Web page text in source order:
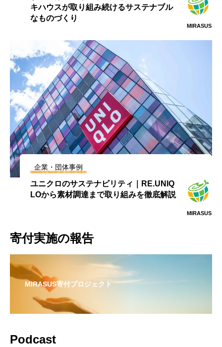
キハウスが取り組み続けるサステナブル
なものづくり
MIRASUS
企業・団体事例
ユニクロのサステナビリティ｜RE.UNIQ
LOから素材調達まで取り組みを徹底解説
MIRASUS
寄付実施の報告
MIRASUS寄付プロジェクト
Podcast